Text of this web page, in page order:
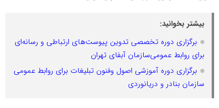
بیشتر بخوانید:
برگزاری دوره تخصصی تدوین پیوست‌های ارتباطی و رسانه‌ای
برای روابط عمومی‌سازمان آبفای تهران
برگزاری دوره آموزشی اصول وفنون تبلیغات برای روابط عمومی
سازمان بنادر و دریانوردی